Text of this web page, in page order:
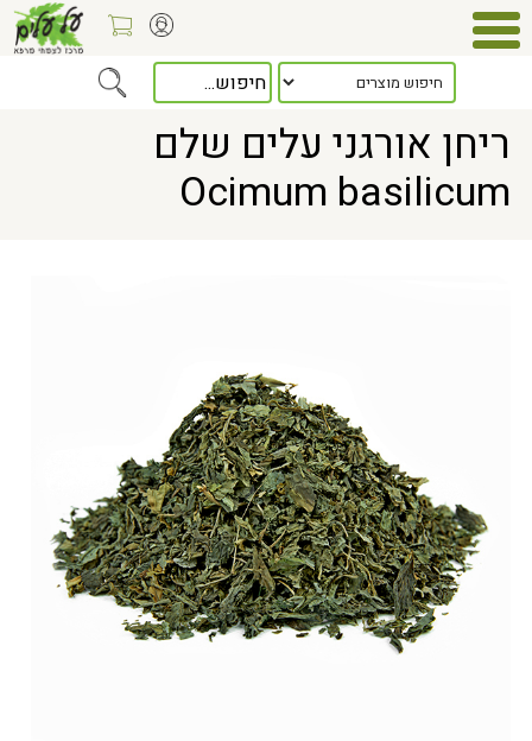
> ריחן אורגני עלים שלם Ocimum basilicum
ריחן אורגני עלים שלם
Ocimum basilicum